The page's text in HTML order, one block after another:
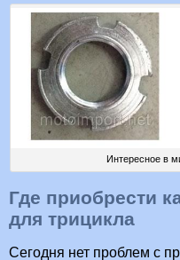
Интересное в
Где приобрести
для трицикла
Сегодня нет проблем с